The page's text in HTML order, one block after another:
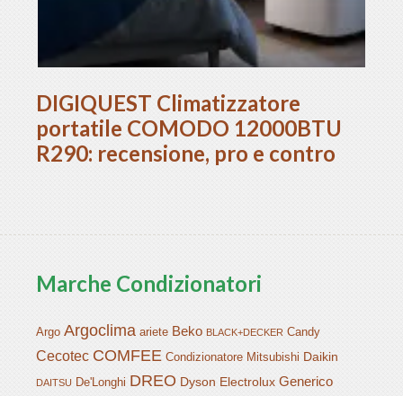
DIGIQUEST Climatizzatore
portatile COMODO 12000BTU
R290: recensione, pro e contro
Marche Condizionatori
Argo Argoclima ariete Beko BLACK+DECKER Candy
Cecotec COMFEE Condizionatore Mitsubishi Daikin
DAITSU De'Longhi DREO Dyson Electrolux Generico